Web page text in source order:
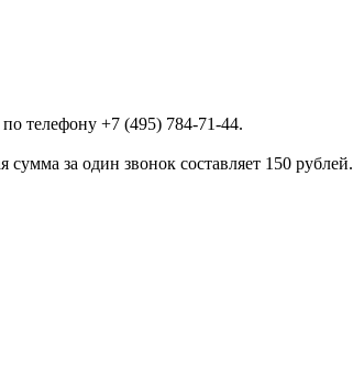
телефону +7 (495) 784-71-44.
за один звонок составляет 150 рублей.